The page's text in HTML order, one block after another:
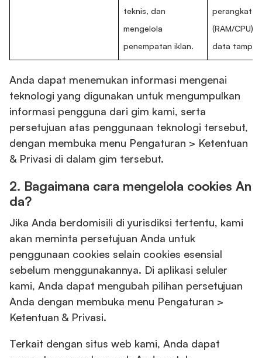
teknis, dan
mengelola
penempatan iklan.
perangkat
(RAM/CPU),
data
Anda dapat menemukan informasi mengenai
teknologi yang digunakan untuk mengumpulkan
informasi pengguna dari gim kami, serta
persetujuan atas penggunaan teknologi tersebut,
dengan membuka menu Pengaturan > Ketentuan
& Privasi di dalam gim tersebut.
2. Bagaimana cara mengelola cookies An
da?
Jika Anda berdomisili di yurisdiksi tertentu, kami
akan meminta persetujuan Anda untuk
penggunaan cookies selain cookies esensial
sebelum menggunakannya. Di aplikasi seluler
kami, Anda dapat mengubah pilihan persetujuan
Anda dengan membuka menu Pengaturan >
Ketentuan & Privasi.
Terkait dengan situs web kami, Anda dapat